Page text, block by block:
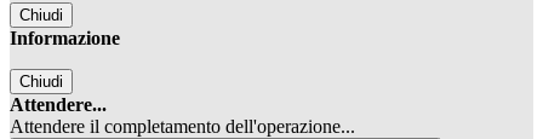
Chiudi
Informazione
Chiudi
Attendere...
Attendere il completamento dell'operazione...